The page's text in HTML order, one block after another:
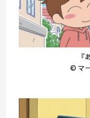
『
© マ